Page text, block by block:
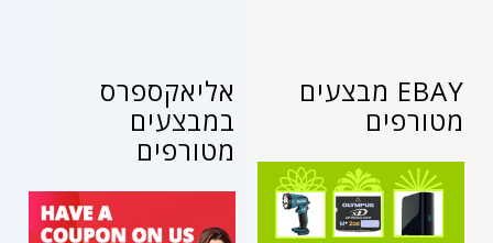
אליאקספרס
במבצעים
מטורפים
EBAY מבצעים
מטורפים